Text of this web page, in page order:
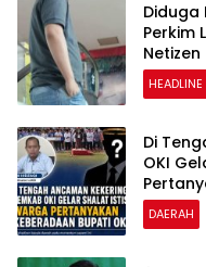
Diduga
Perkim
Netizen
HEADLINE
Di
OKI
DAERAH